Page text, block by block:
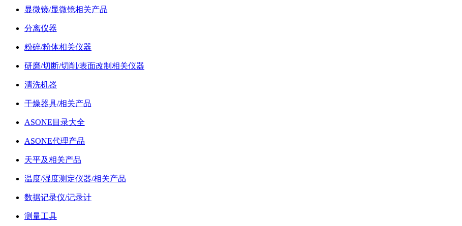
显微镜/显微镜相关产品
分离仪器
粉碎/粉体相关仪器
研磨/切断/切削/表面改制相关仪器
清洗机器
干燥器具/相关产品
ASONE目录大全
ASONE代理产品
天平及相关产品
温度/湿度测定仪器/相关产品
数据记录仪/记录计
测量工具